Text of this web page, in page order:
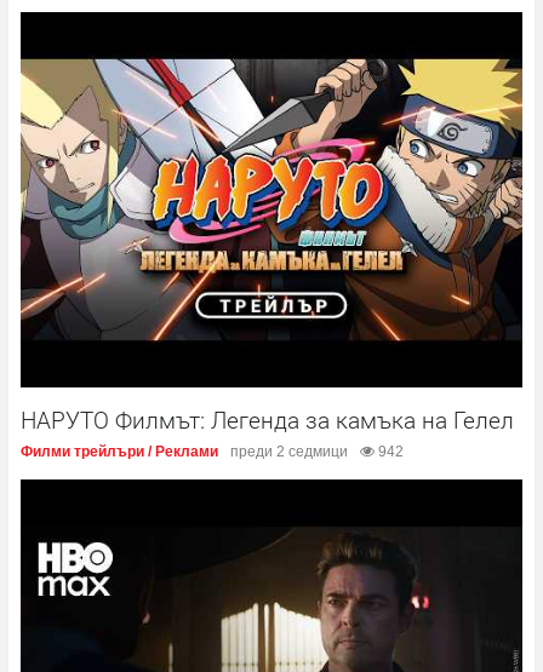
НАРУТО Филмът: Легенда за камъка на Гелел
Филми трейлъри / Реклами преди 2 седмици 942